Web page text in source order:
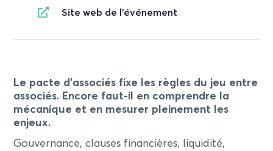
Site web de l'événement
Le pacte d’associés fixe les règles du jeu entre
associés. Encore faut-il en comprendre la
mécanique et en mesurer pleinement les
enjeux.
Gouvernance, clauses financières, liquidité,